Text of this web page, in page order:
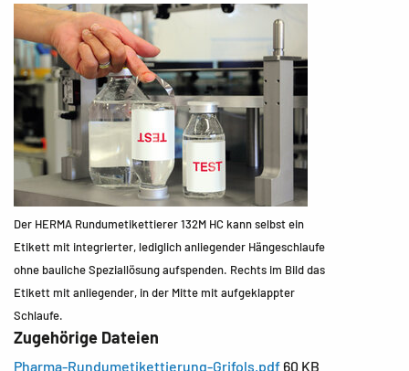
Der HERMA Rundumetikettierer 132M HC kann selbst ein
Etikett mit integrierter, lediglich anliegender Hängeschlaufe
ohne bauliche Speziallösung aufspenden. Rechts im Bild das
Etikett mit anliegender, in der Mitte mit aufgeklappter
Schlaufe.
Zugehörige Dateien
Pharma-Rundumetikettierung-Grifols.pdf 60 KB